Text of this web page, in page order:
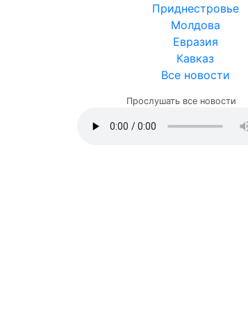
Приднестровье
Молдова
Евразия
Кавказ
Все новости
Прослушать все новости